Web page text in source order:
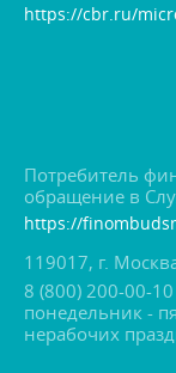
https://cbr.ru/
Потребитель
обращение в
https://
119017, г.
8 (800) 200-00-10
понедельник -
нерабочих